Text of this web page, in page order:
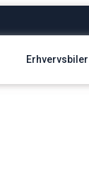
Erhvervsbiler